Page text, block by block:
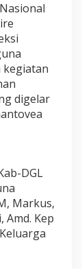
kegiatan
digelar
DGL
Markus,
Amd. Kep